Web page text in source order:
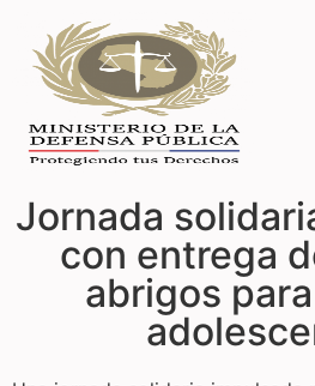
Jornada
con entrega
abrigos